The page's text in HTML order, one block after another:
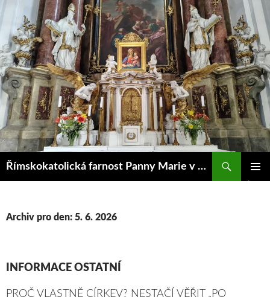
Přejít
obsahu
webu
Římskokatolická farnost Panny Marie v Kroměříži
Hledat
Archiv pro den: 5. 6. 2026
INFORMACE OSTATNÍ
PROČ VLASTNĚ CÍRKEV? NESTAČÍ VĚŘIT „PO